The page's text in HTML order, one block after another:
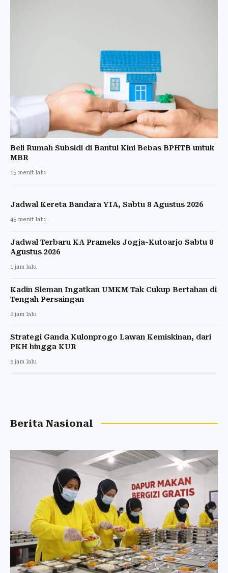
Beli Rumah Subsidi di Bantul Kini Bebas BPHTB untuk
MBR
15 menit lalu
Jadwal Kereta Bandara YIA, Sabtu 8 Agustus 2026
45 menit lalu
Jadwal Terbaru KA Prameks Jogja-Kutoarjo Sabtu 8
Agustus 2026
1 jam lalu
Kadin Sleman Ingatkan UMKM Tak Cukup Bertahan di
Tengah Persaingan
2 jam lalu
Strategi Ganda Kulonprogo Lawan Kemiskinan, dari
PKH hingga KUR
3 jam lalu
Berita Nasional